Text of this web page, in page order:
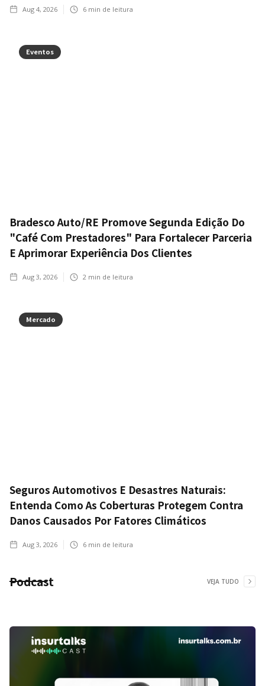
Aug 4, 2026 6 min de leitura
Eventos
Bradesco Auto/RE Promove Segunda Edição Do
"Café Com Prestadores" Para Fortalecer Parceria
E Aprimorar Experiência Dos Clientes
Aug 3, 2026 2 min de leitura
Mercado
Seguros Automotivos E Desastres Naturais:
Entenda Como As Coberturas Protegem Contra
Danos Causados Por Fatores Climáticos
Aug 3, 2026 6 min de leitura
Podcast VEJA TUDO